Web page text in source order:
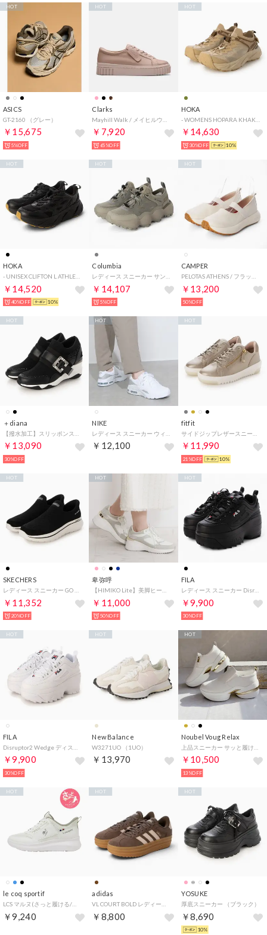
ASICS
GT-2160 （グレー）
￥15,675
HOT
5%OFF
Clarks
￥7,920
HOT
65%OFF
HOKA
￥14,630
HOT
30%OFF 10%
HOKA
￥14,520
HOT
40%OFF 10%
Columbia
￥14,107
HOT
5%OFF
CAMPER
￥13,200
HOT
50%OFF
＋diana
￥13,090
HOT
30%OFF
NIKE
￥12,100
HOT
fitfit
￥11,990
HOT
21%OFF 10%
SKECHERS
￥11,352
HOT
20%OFF
卑弥呼
￥11,000
HOT
50%OFF
FILA
レディース スニーカー Disruptor2 Wedge ディスラプター2 ウェッジ 厚底 脚長 WFW22044 （ブラック×ブラック）
￥9,900
HOT
30%OFF
FILA
￥9,900
HOT
30%OFF
New Balance
W3271UO （1UO）
￥13,970
HOT
Noubel Voug Relax
￥10,500
HOT
13%OFF
le coq sportif
￥9,240
HOT
adidas
￥8,800
HOT
YOSUKE
厚底スニーカー （ブラック）
￥8,690
HOT
10%